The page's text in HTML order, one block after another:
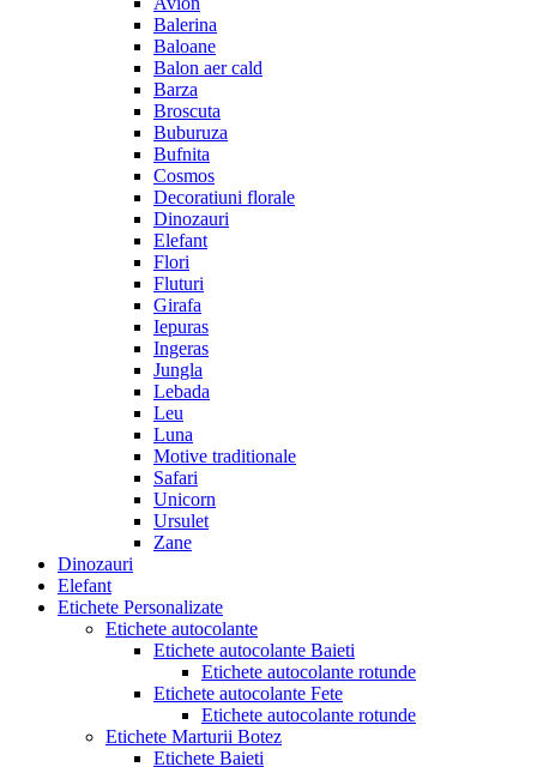
Balerina
Baloane
Balon aer cald
Barza
Broscuta
Buburuza
Bufnita
Cosmos
Decoratiuni florale
Dinozauri
Elefant
Flori
Fluturi
Girafa
Iepuras
Ingeras
Jungla
Lebada
Leu
Luna
Motive traditionale
Safari
Unicorn
Ursulet
Zane
Dinozauri
Elefant
Etichete Personalizate
Etichete autocolante
Etichete autocolante Baieti
Etichete autocolante rotunde
Etichete autocolante Fete
Etichete autocolante rotunde
Etichete Marturii Botez
Etichete Baieti